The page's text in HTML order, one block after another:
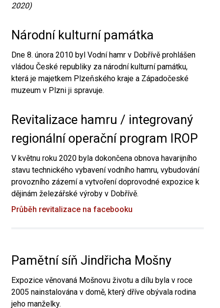
2020)
Národní kulturní památka
Dne 8. února 2010 byl Vodní hamr v Dobřívě prohlášen
vládou České republiky za národní kulturní památku,
která je majetkem Plzeňského kraje a Západočeské
muzeum v Plzni ji spravuje.
Revitalizace hamru / integrovaný
regionální operační program IROP
V květnu roku 2020 byla dokončena obnova havarijního
stavu technického vybavení vodního hamru, vybudování
provozního zázemí a vytvoření doprovodné expozice k
dějinám železářské výroby v Dobřívě.
Průběh revitalizace na facebooku
Pamětní síň Jindřicha Mošny
Expozice věnovaná Mošnovu životu a dílu byla v roce
2005 nainstalována v domě, který dříve obývala rodina
jeho manželky.